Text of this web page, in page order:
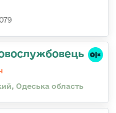
Одеська область